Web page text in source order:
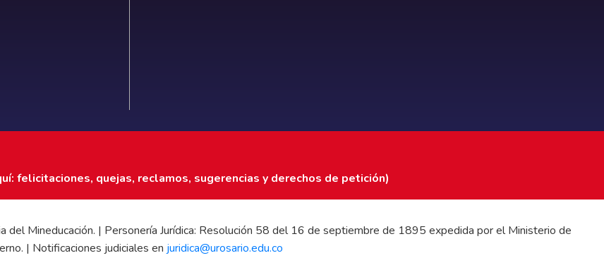
felicitaciones, quejas, reclamos, sugerencias y derechos de petición)
del Mineducación. | Personería Jurídica: Resolución 58 del 16 de septiembre de 1895 expedida por el Ministerio de
| Notificaciones judiciales en juridica@urosario.edu.co